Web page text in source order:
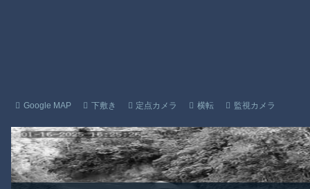
渡邊渚さん「私がPTSDと診断された当時、世間はまだPTSDと
【朗報】Amazon、汗が飛び散る灼熱の「マンガ毎週末セール（
子供向け漫画、謎の闇の大会に参加しがち問題
Google MAP 下敷き 定点カメラ 横転 監視カメラ